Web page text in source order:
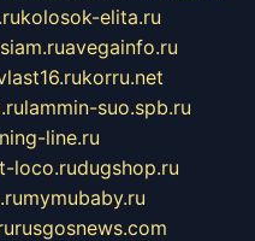
kolosok-elita.ru
avegainfo.ru
korru.net
lammin-suo.spb.ru
line.ru
loco.rudugshop.ru
mymubaby.ru
rusgosnews.com